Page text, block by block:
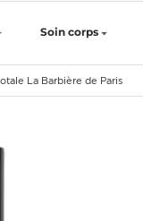
Soin corps
La Barbière de Paris